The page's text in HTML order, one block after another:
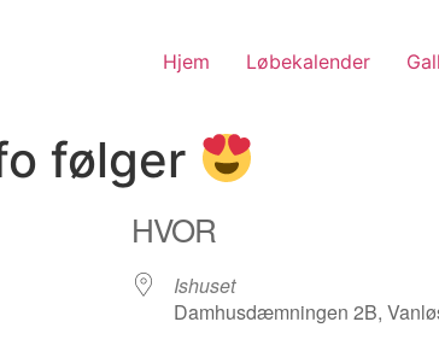
Hjem Løbekalender
følger
HVOR
Ishuset
Damhusdæmningen 2B,